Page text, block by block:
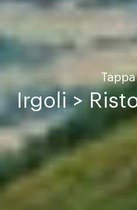
Tappa
Irgoli >